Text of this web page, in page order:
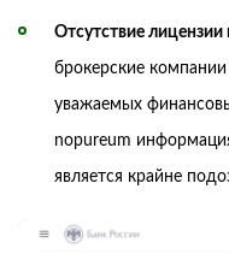
Отсутствие лицензии
брокерские
уважаемых
nopureum
является крайне